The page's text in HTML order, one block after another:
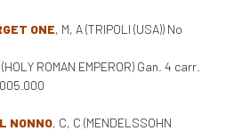
ONE, M, A (TRIPOLI (USA)) No
ROMAN EMPEROR) Gan. 4 carr.
NONNO, C, C (MENDELSSOHN